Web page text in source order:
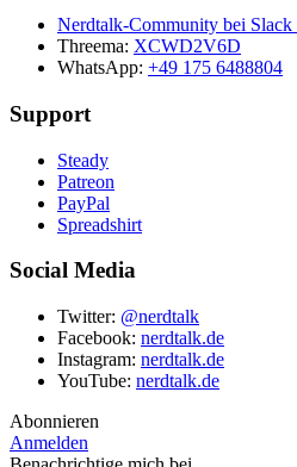
Nerdtalk-Community bei Slack
Threema: XCWD2V6D
WhatsApp: +49 175 6488804
Support
Steady
Patreon
PayPal
Spreadshirt
Social Media
Twitter: @nerdtalk
Facebook: nerdtalk.de
Instagram: nerdtalk.de
YouTube: nerdtalk.de
Abonnieren
Anmelden